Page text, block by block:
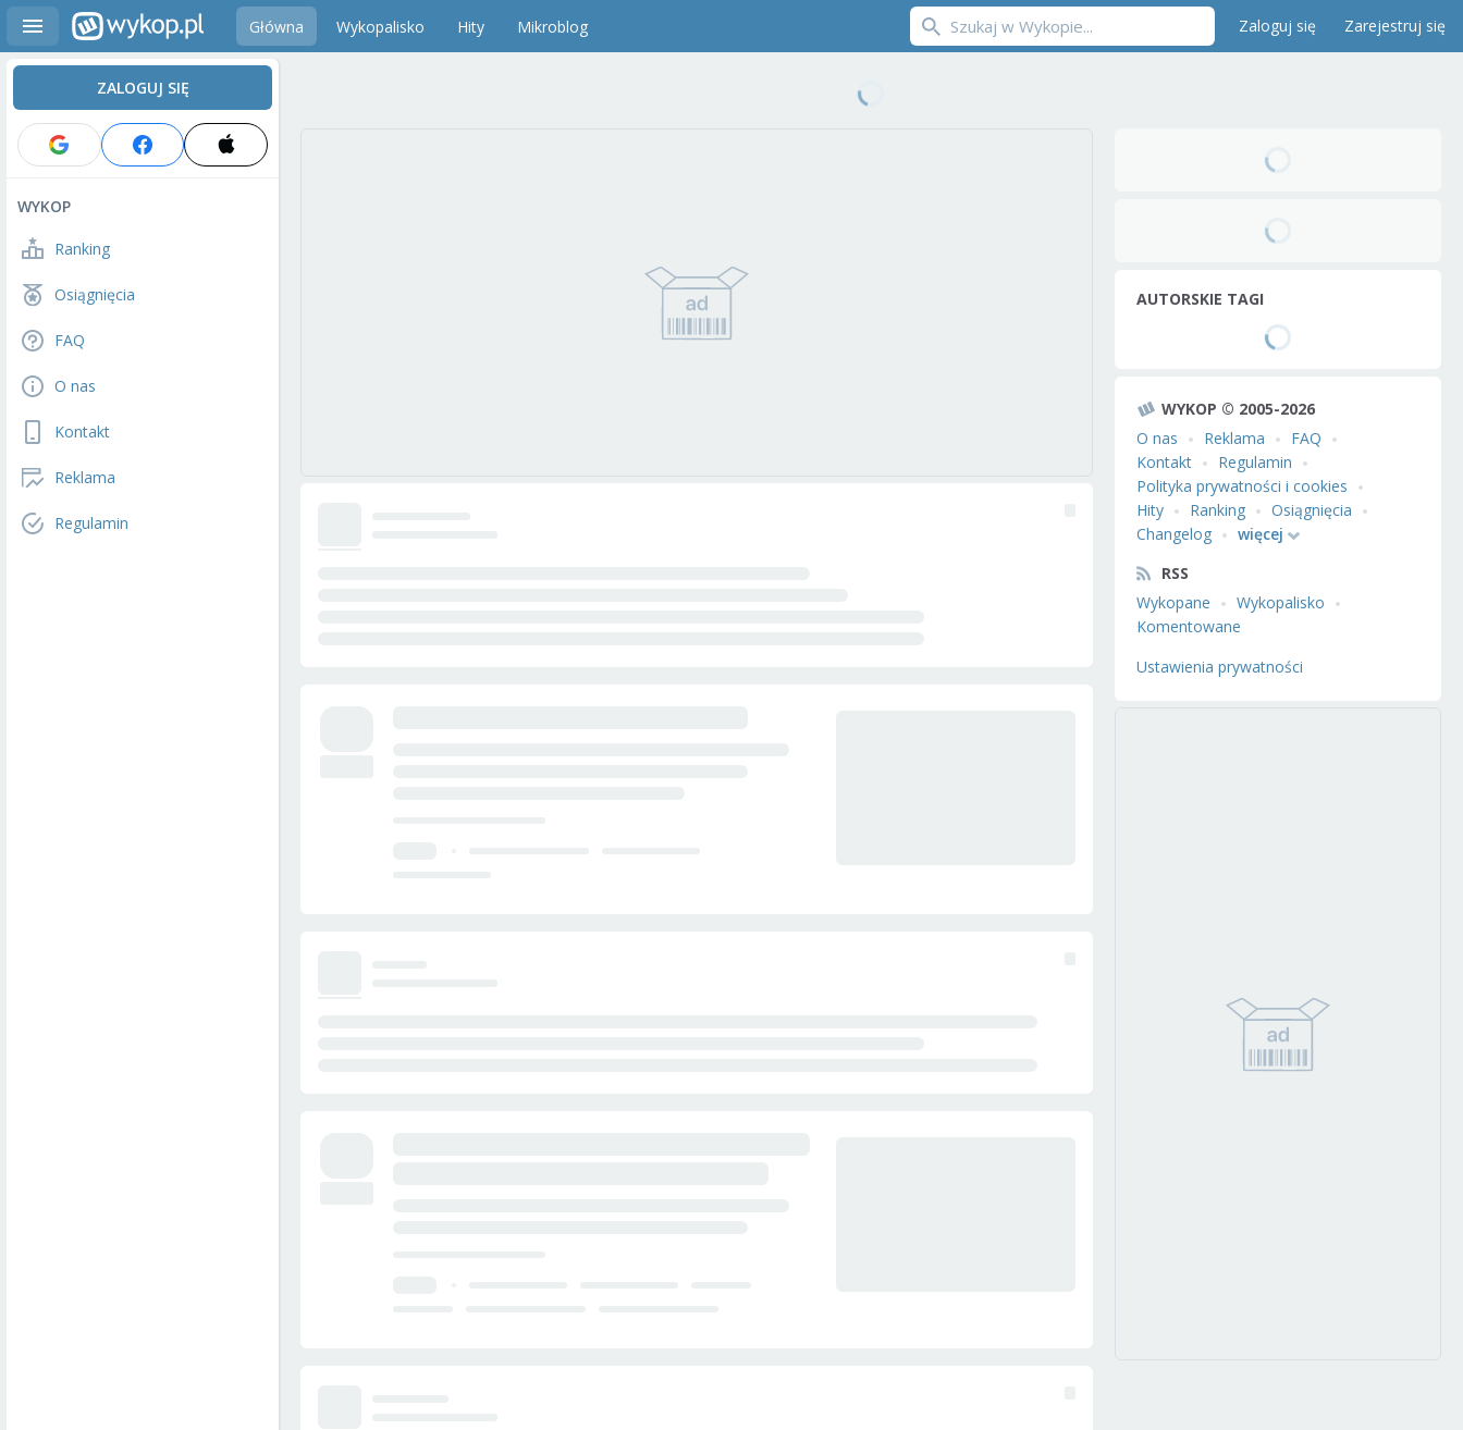
Główna Wykopalisko Hity Mikroblog Zaloguj się Zarejestruj się
ZALOGUJ SIĘ
WYKOP
Ranking
Osiągnięcia
FAQ
O nas
Kontakt
Reklama
Regulamin
AUTORSKIE TAGI
WYKOP © 2005-2026
O nas
Reklama
FAQ
Kontakt
Regulamin
Polityka prywatności i cookies
Hity
Ranking
Osiągnięcia
Changelog
więcej
RSS
Wykopane
Wykopalisko
Komentowane
Ustawienia prywatności